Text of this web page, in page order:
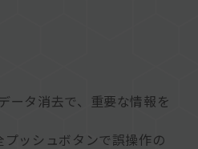
ータ消去で、重要な情報を
ッシュボタンで誤操作の